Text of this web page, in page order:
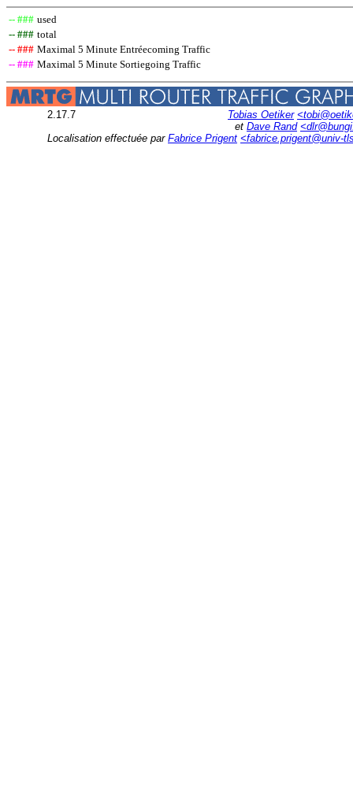
-- ### used
-- ### total
-- ### Maximal 5 Minute Entréecoming Traffic
-- ### Maximal 5 Minute Sortiegoing Traffic
2.17.7 Tobias Oetiker
et Dave Rand
Localisation effectuée par Fabrice Prigent <fabrice.prigent@univ-